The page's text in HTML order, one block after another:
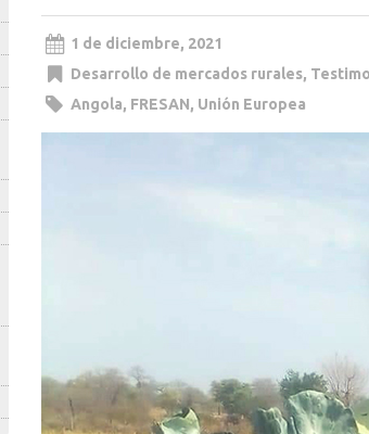
1 de diciembre, 2021
Desarrollo de mercados rurales,
Angola, FRESAN, Unión Europea